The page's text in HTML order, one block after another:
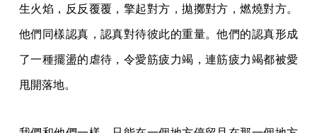
生火焰，反反覆覆，擎起對方，拋擲對方，燃燒對方。
他們同樣認真，認真對待彼此的重量。他們的認真形成
了一種擺盪的虐待，令愛筋疲力竭，連筋疲力竭都被愛
甩開落地。